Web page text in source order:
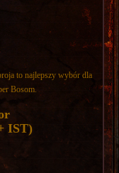
to najlepszy wybór dla
Bosom.
IST)